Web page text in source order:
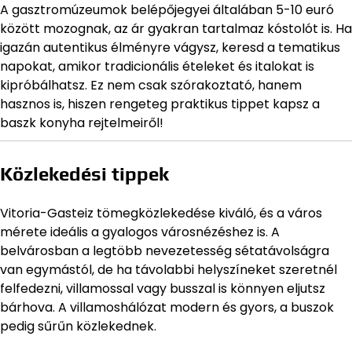
A gasztromúzeumok belépőjegyei általában 5-10 euró
között mozognak, az ár gyakran tartalmaz kóstolót is. Ha
igazán autentikus élményre vágysz, keresd a tematikus
napokat, amikor tradicionális ételeket és italokat is
kipróbálhatsz. Ez nem csak szórakoztató, hanem
hasznos is, hiszen rengeteg praktikus tippet kapsz a
baszk konyha rejtelmeiről!
Közlekedési tippek
Vitoria-Gasteiz tömegközlekedése kiváló, és a város
mérete ideális a gyalogos városnézéshez is. A
belvárosban a legtöbb nevezetesség sétatávolságra
van egymástól, de ha távolabbi helyszíneket szeretnél
felfedezni, villamossal vagy busszal is könnyen eljutsz
bárhova. A villamoshálózat modern és gyors, a buszok
pedig sűrűn közlekednek.